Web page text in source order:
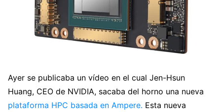
Ayer se publicaba un vídeo en el cual Jen-Hsun
Huang, CEO de NVIDIA, sacaba del horno una nueva
plataforma HPC basada en Ampere. Esta nueva